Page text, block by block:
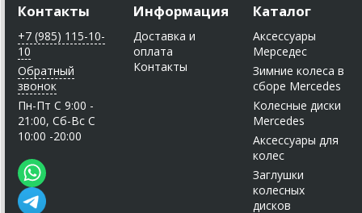
Контакты
+7 (985) 115-10-
10
Обратный
звонок
Пн-Пт C 9:00 -
21:00, Сб-Вс С
10:00 -20:00
Информация
Доставка и
оплата
Контакты
Каталог
Аксессуары
Мерседес
Зимние колеса в
сборе Mercedes
Колесные диски
Mercedes
Аксессуары для
колес
Заглушки
колесных
дисков